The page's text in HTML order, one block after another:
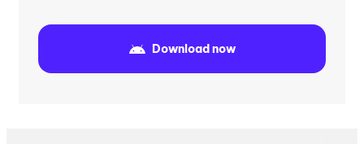
Download now